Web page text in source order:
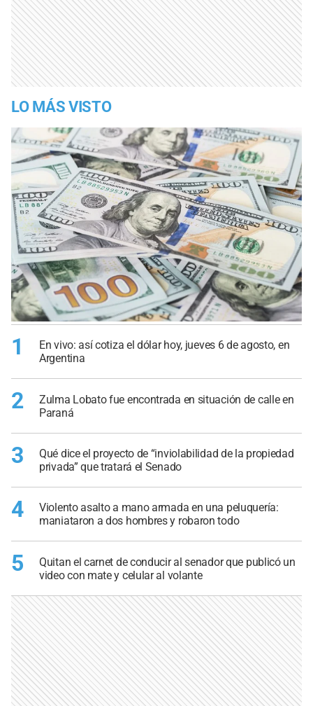
LO MÁS VISTO
1
En vivo: así cotiza el dólar hoy, jueves 6 de agosto, en
Argentina
2
Zulma Lobato fue encontrada en situación de calle en
Paraná
3
Qué dice el proyecto de “inviolabilidad de la propiedad
privada” que tratará el Senado
4
Violento asalto a mano armada en una peluquería:
maniataron a dos hombres y robaron todo
5
Quitan el carnet de conducir al senador que publicó un
video con mate y celular al volante